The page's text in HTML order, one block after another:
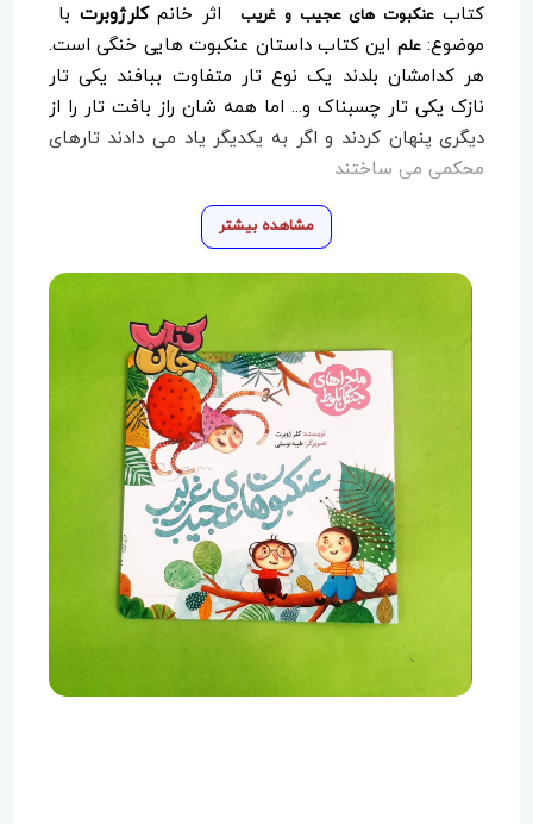
کتابعنکبوت های عجیب و غریب اثر خانمکلرژوبرت با
موضوع:علم این کتاب داستان عنکبوت هایی خنگی است.
هر کدامشان بلدند یک نوع تار متفاوت ببافند یکی تار
نازک یکی تار چسبناک و... اما همه شان راز بافت تار را از
دیگری پنهان کردند و اگر به یکدیگر یاد می دادند تارهای
محکمی می ساختند
مشاهده بیشتر